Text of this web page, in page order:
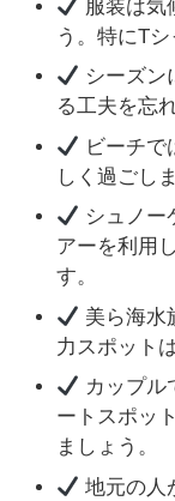
服装は気
う。特にT
シーズン
る工夫を忘
ビーチで
しく過ごし
シュノー
アーを利用
す。
美ら海水
力スポット
カップル
ートスポッ
ましょう。
地元の人